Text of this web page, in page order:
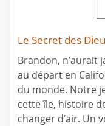
Le Secret des
Brandon, n’aurait
au départ en
du monde. Notre
cette île, histoire
changer d’air. Un